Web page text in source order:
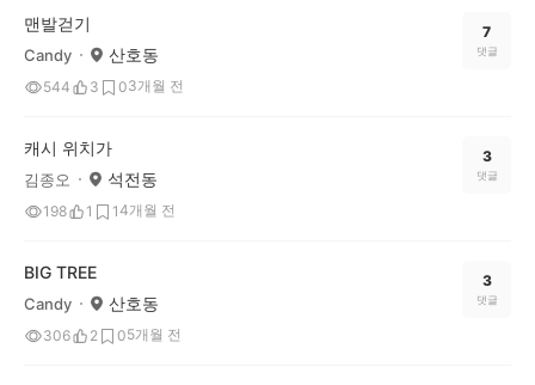
맨발걷기
Candy 산호동
544 3 03개월 전
7
댓글
캐시 위치가
김종오 석전동
198 1 14개월 전
3
댓글
BIG TREE
Candy 산호동
306 2 05개월 전
3
댓글